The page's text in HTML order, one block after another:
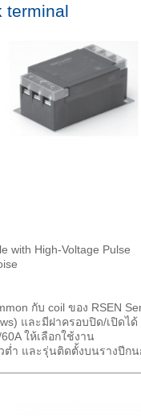
terminal
with High-Voltage Pulse
กับ coil ของ RSEN
และมีฝาครอบปิด/เปิดได้
ให้เลือกใช้งาน
ำ และรุ่นติดตั้งบนรางปีกน